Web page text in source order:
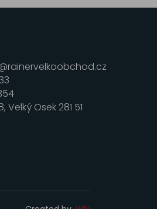
Velký Osek 281 51